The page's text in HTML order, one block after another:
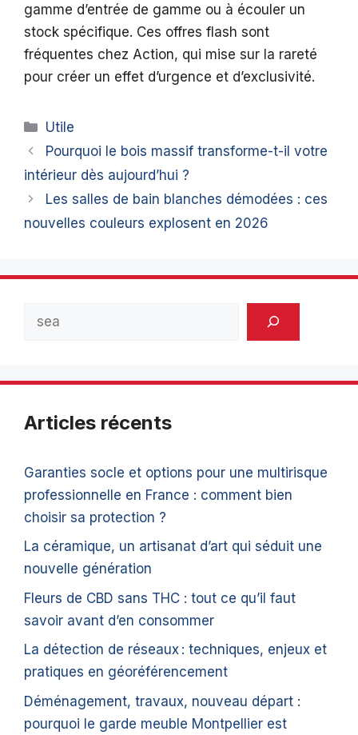
gamme d’entrée de gamme ou à écouler un
stock spécifique. Ces offres flash sont
fréquentes chez Action, qui mise sur la rareté
pour créer un effet d’urgence et d’exclusivité.
Catégories
Utile
Pourquoi le bois massif transforme-t-il votre
intérieur dès aujourd’hui ?
Les salles de bain blanches démodées : ces
nouvelles couleurs explosent en 2026
Articles récents
Garanties socle et options pour une multirisque
professionnelle en France : comment bien
choisir sa protection ?
La céramique, un artisanat d’art qui séduit une
nouvelle génération
Fleurs de CBD sans THC : tout ce qu’il faut
savoir avant d’en consommer
La détection de réseaux : techniques, enjeux et
pratiques en géoréférencement
Déménagement, travaux, nouveau départ :
pourquoi le garde meuble Montpellier est